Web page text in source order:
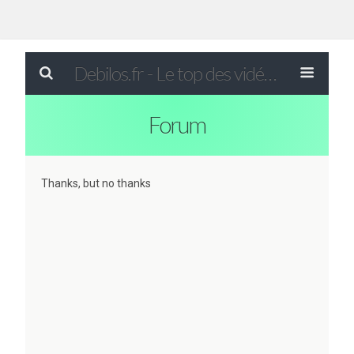
Debilos.fr - Le top des vidéos drôles du WEB !
Forum
Thanks, but no thanks